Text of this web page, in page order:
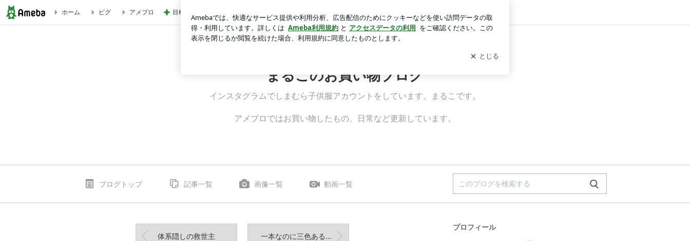
お札が折れないコンパクト財布 | まるこのお買い物ブログ
ホーム ピグ アメブロ 目標だった丸亀の山盛り海鮮うどん ログイン
まるこのお買い物ブログ
インスタグラムでしまむら子供服アカウントをしています。まるこです。
アメブロではお買い物したもの、日常など更新しています。
ブログトップ 記事一覧 画像一覧 動画一覧
体系隠しの救世主 一本なのに三色ある衝撃だった口紅
プロフィール